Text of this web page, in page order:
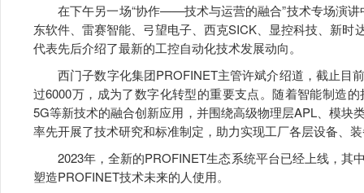
在下午另一场“协作——技术与运营的融合”技术专场演讲
东软件、雷赛智能、弓望电子、西克SICK、显控科技、新
代表先后介绍了最新的工控自动化技术发展动向。
西门子数字化集团PROFINET主管许斌介绍道，截止目
过6000万，成为了数字化转型的重要支点。随着智能制造
5G等新技术的融合创新应用，并围绕高级物理层APL、模
率先开展了技术研究和标准制定，助力实现工厂各层设备、
2023年，全新的PROFINET生态系统平台已经上线，其
塑造PROFINET技术未来的人使用。